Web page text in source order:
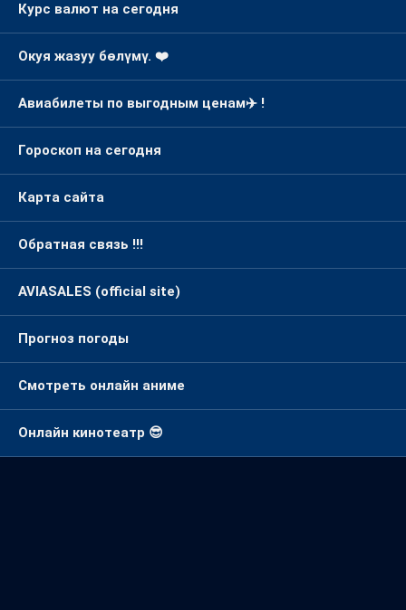
Курс валют на сегодня
Окуя жазуу бөлүмү. ❤️
Авиабилеты по выгодным ценам✈️ !
Гороскоп на сегодня
Карта сайта
Обратная связь !!!
AVIASALES (official site)
Прогноз погоды
Смотреть онлайн аниме
Онлайн кинотеатр 😎